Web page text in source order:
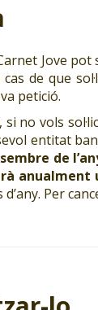
Jove pot
cas de que
petició.
si no vols
entitat
de
anualment
Per